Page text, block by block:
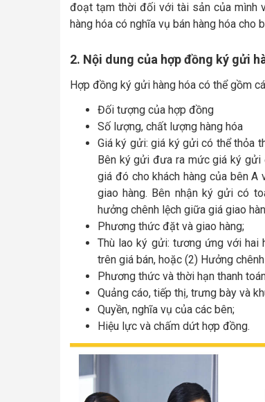
đoạt tạm thời đối với tài sản của mình
hàng hóa có nghĩa vụ bán hàng hóa cho
2. Nội dung của hợp đồng ký gửi
Hợp đồng ký gửi hàng hóa có thể gồm
Đối tượng của hợp đồng
Số lượng, chất lượng hàng hóa
Giá ký gửi: giá ký gửi có thể thỏa
Bên ký gửi đưa ra mức giá ký gửi
giá đó cho khách hàng của bên
giao hàng. Bên nhận ký gửi có
hưởng chênh lệch giữa giá giao
Phương thức đặt và giao hàng;
Thù lao ký gửi: tương ứng với hai
trên giá bán, hoặc (2) Hưởng
Phương thức và thời hạn thanh
Quảng cáo, tiếp thị, trưng bày và
Quyền, nghĩa vụ của các bên;
Hiệu lực và chấm dứt hợp đồng.